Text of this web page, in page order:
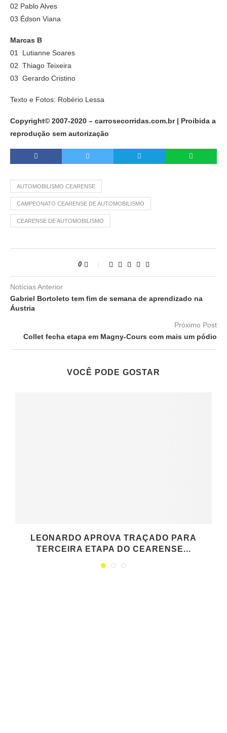
02 Pablo Alves
03 Édson Viana
Marcas B
01 Lutianne Soares
02 Thiago Teixeira
03 Gerardo Cristino
Texto e Fotos: Robério Lessa
Copyright© 2007-2020 – carrosecorridas.com.br | Proibida a
reprodução sem autorização
AUTOMOBILISMO CEARENSE
CAMPEONATO CEARENSE DE AUTOMOBILISMO
CEARENSE DE AUTOMOBILISMO
0
Notícias Anterior
Gabriel Bortoleto tem fim de semana de aprendizado na
Áustria
Próximo Post
Collet fecha etapa em Magny-Cours com mais um pódio
VOCÊ PODE GOSTAR
LEONARDO APROVA TRAÇADO PARA
TERCEIRA ETAPA DO CEARENSE...